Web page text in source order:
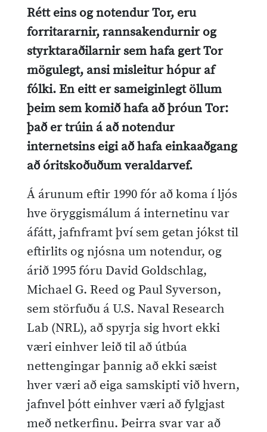
Rétt eins og notendur Tor, eru
forritararnir, rannsakendurnir og
styrktaraðilarnir sem hafa gert Tor
mögulegt, ansi misleitur hópur af
fólki. En eitt er sameiginlegt öllum
þeim sem komið hafa að þróun Tor:
það er trúin á að notendur
internetsins eigi að hafa einkaaðgang
að óritskoðuðum veraldarvef.
Á árunum eftir 1990 fór að koma í ljós
hve öryggismálum á internetinu var
áfátt, jafnframt því sem getan jókst til
eftirlits og njósna um notendur, og
árið 1995 fóru David Goldschlag,
Michael G. Reed og Paul Syverson,
sem störfuðu á U.S. Naval Research
Lab (NRL), að spyrja sig hvort ekki
væri einhver leið til að útbúa
nettengingar þannig að ekki sæist
hver væri að eiga samskipti við hvern,
jafnvel þótt einhver væri að fylgjast
með netkerfinu. Þeirra svar var að